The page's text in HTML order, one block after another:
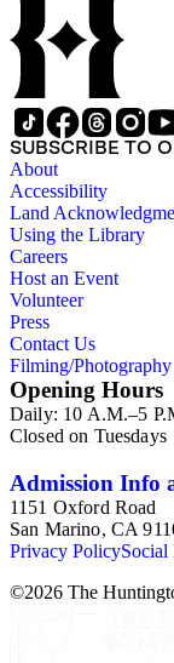
SUBSCRIBE TO
About
Accessibility
Land
Using the Library
Careers
Host an Event
Volunteer
Press
Contact Us
Filming/Photography
Opening Hours
Daily: 10 A.M.–5
Closed on Tuesdays
Admission Info
1151 Oxford Road
San Marino, CA
Privacy PolicySocial
©2026 The